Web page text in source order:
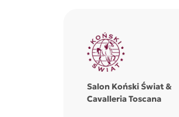
Salon Koński Świat &
Cavalleria Toscana